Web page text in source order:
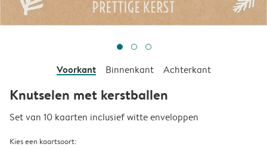
Voorkant Binnenkant Achterkant
Knutselen met kerstballen
Set van 10 kaarten inclusief witte enveloppen
Kies een kaartsoort: